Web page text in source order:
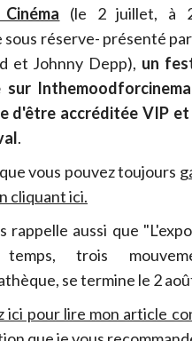
(le 2 juillet, à
sous réserve- présenté
et Johnny Depp), un
d'être accréditée VIP
.
vous pouvez toujours
cliquant ici.
rappelle aussi que
temps, trois
se termine le 2
ici pour lire mon article